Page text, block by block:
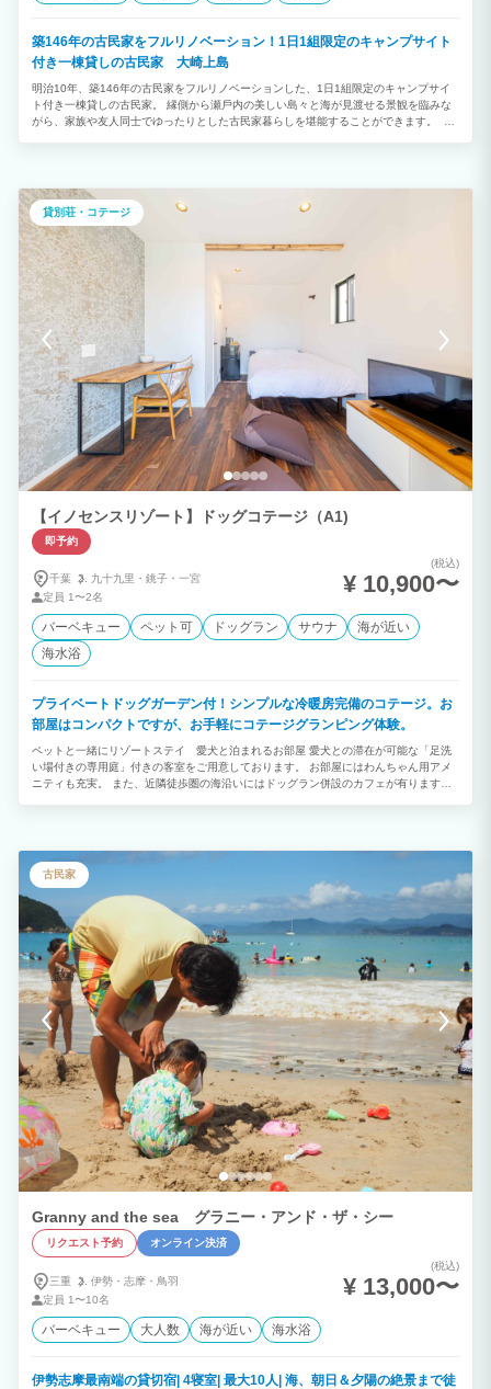
築146年の古⺠家をフルリノベーション！1⽇1組限定のキャンプサイト
付き⼀棟貸しの古民家 大崎上島
明治10年、築146年の古⺠家をフルリノベーションした、1⽇1組限定のキャンプサイ
ト付き⼀棟貸しの古民家。 縁側から瀬⼾内の美しい島々と海が⾒渡せる景観を臨みな
がら、家族や友⼈同⼠でゆったりとした古⺠家暮らしを堪能することができます。 築
と使える。新しいものをつくるのではなく、あるものを活用する。時を遡るような感覚
を味わってもらえたら嬉しいです。
貸別荘・コテージ
【イノセンスリゾート】ドッグコテージ（A1)
即予約
千葉 九十九里・ 銚子・ 一宮
定員 1〜2名
(税込)
¥ 10,900〜
バーベキュー ペット可 ドッグラン サウナ
海が近い
海水浴
プライベートドッグガーデン付！シンプルな冷暖房完備のコテージ。お
部屋はコンパクトですが、お手軽にコテージグランピング体験。
ペットと一緒にリゾートステイ 愛犬と泊まれるお部屋 愛犬との滞在が可能な「足洗
い場付きの専用庭」付きの客室をご用意しております。 お部屋にはわんちゃん用アメ
ニティも充実。 また、近隣徒歩圏の海沿いにはドッグラン併設のカフェが有ります。
トステイをお楽しみください。
古民家
Granny and the sea グラニー・アンド・ザ・シー
リクエスト予約 オンライン決済
三重 伊勢・ 志摩・ 鳥羽
定員 1〜10名
(税込)
¥ 13,000〜
バーベキュー 大人数 海が近い 海水浴
伊勢志摩最南端の貸切宿| 4寝室| 最大10人| 海、朝日＆夕陽の絶景まで徒